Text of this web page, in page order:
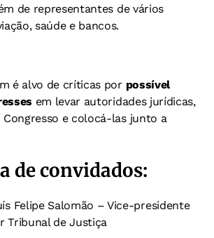
de representantes de vários
saúde e bancos.
é alvo de críticas por possível
em levar autoridades jurídicas,
Congresso e colocá-las junto a
de convidados:
Felipe Salomão – Vice-presidente
Tribunal de Justiça